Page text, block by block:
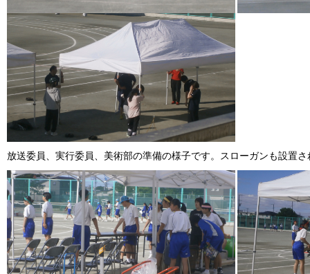
放送委員、実行委員、美術部の準備の様子です。スローガンも設置さ